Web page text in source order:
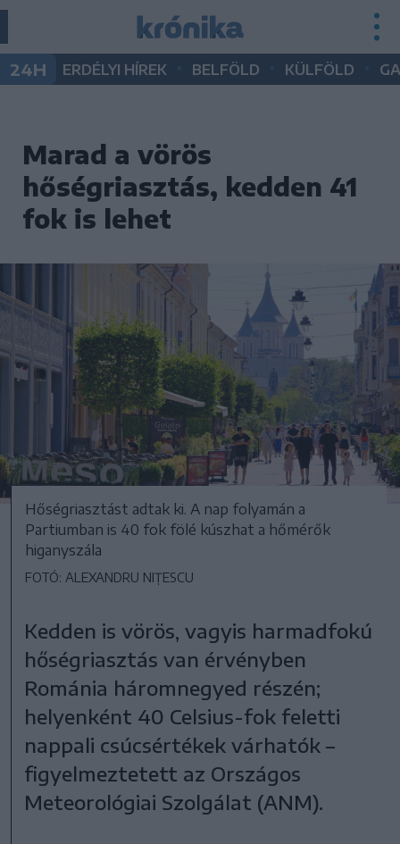
24H ERDÉLYI HÍREK BELFÖLD KÜLFÖLD
Marad a vörös
hőségriasztás, kedden 41
fok is lehet
Hőségriasztást adtak ki. A nap folyamán a
Partiumban is 40 fok fölé kúszhat a hőmérők
higanyszála
FOTÓ: ALEXANDRU NIȚESCU
Kedden is vörös, vagyis harmadfokú
hőségriasztás van érvényben
Románia háromnegyed részén;
helyenként 40 Celsius-fok feletti
nappali csúcsértékek várhatók –
figyelmeztetett az Országos
Meteorológiai Szolgálat (ANM).